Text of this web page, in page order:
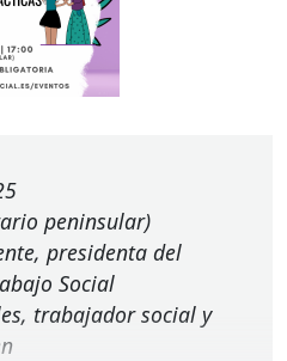
peninsular)
presidenta del
Social
trabajador social y